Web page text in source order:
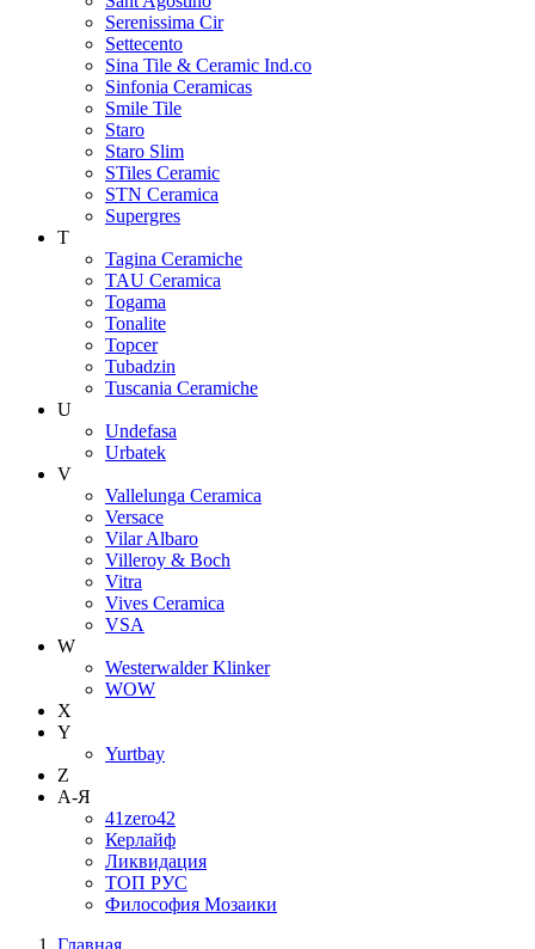
Serenissima Cir
Settecento
Sina Tile & Ceramic Ind.co
Sinfonia Ceramicas
Smile Tile
Staro
Staro Slim
STiles Ceramic
STN Ceramica
Supergres
T
Tagina Ceramiche
TAU Ceramica
Togama
Tonalite
Topcer
Tubadzin
Tuscania Ceramiche
U
Undefasa
Urbatek
V
Vallelunga Ceramica
Versace
Vilar Albaro
Villeroy & Boch
Vitra
Vives Ceramica
VSA
W
Westerwalder Klinker
WOW
X
Y
Yurtbay
Z
А-Я
41zero42
Керлайф
Ликвидация
ТОП РУС
Философия Мозаики
Главная